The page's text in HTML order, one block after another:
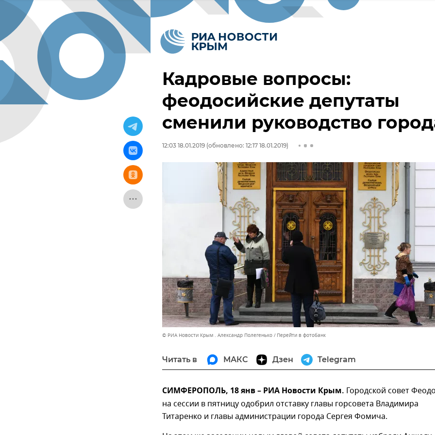
Кадровые вопросы:
феодосийские депутаты
сменили руководство
12:03 18.01.2019 (обновлено: 12:17 18.01.2019)
© РИА Новости Крым . Александр Полегенько Перейти в фотобанк
Читать в МАКС Дзен Telegram
СИМФЕРОПОЛЬ, 18 янв – РИА Новости Крым. Городской совет
на сессии в пятницу одобрил отставку главы горсовета Владимира
Титаренко и главы администрации города Сергея Фомича.